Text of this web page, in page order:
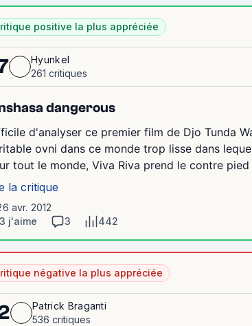
positive la plus appréciée
Hyunkel
261 critiques
dangerous
d'analyser ce premier film de Djo Tunda
ovni dans ce monde trop lisse dans
tout le monde, Viva Riva prend le contre
la critique
avr. 2012
3 j'aime
3 442
négative la plus appréciée
Patrick Braganti
536 critiques